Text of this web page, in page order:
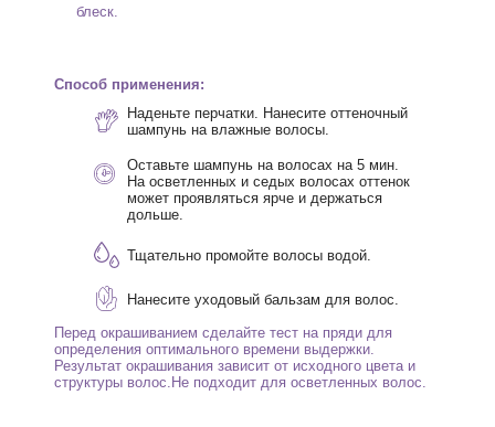
блеск.
Способ применения:
Перед окрашиванием сделайте тест на пряди для
определения оптимального времени выдержки.
Результат окрашивания зависит от исходного цвета и
структуры волос.Не подходит для осветленных волос.
Оставьте шампунь на волосах на 5 мин.
На осветленных и седых волосах оттенок
может проявляться ярче и держаться
дольше.
Тщательно промойте волосы водой.
Нанесите уходовый бальзам для волос.
Наденьте перчатки. Нанесите оттеночный
шампунь на влажные волосы.